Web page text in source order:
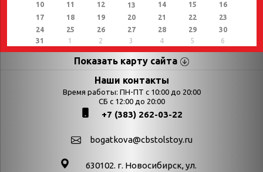
10
11 12 13 14 15
16
17
18 19 20 21 22
23
24
25 26 27 28 29
30
31
1 2 3 4 5 6
Показать карту сайта
Страницы Категории
Календарь
Выставки
День в истории
День в истории.
Наши контакты
Время работы: ПН-ПТ с 10:00 до 20:00
СБ с 12:00 до 20:00
+7 (383) 262-03-22
bogatkova@cbstolstoy.ru
630102. г. Новосибирск, ул.